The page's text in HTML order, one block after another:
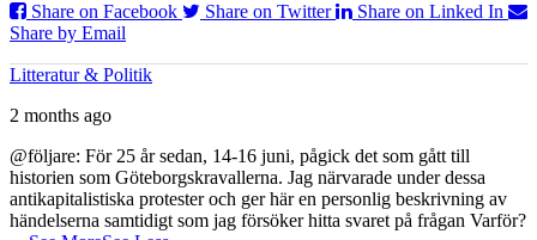
Share on Facebook
Share on Twitter
Share on Linked In
Share by Email
Litteratur & Politik
2 months ago
@följare: För 25 år sedan, 14-16 juni, pågick det som gått till
historien som Göteborgskravallerna. Jag närvarade under dessa
antikapitalistiska protester och ger här en personlig beskrivning av
händelserna samtidigt som jag försöker hitta svaret på frågan Varför?